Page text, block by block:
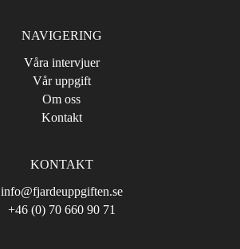
NAVIGERING
Våra intervjuer
Vår uppgift
Om oss
Kontakt
KONTAKT
info@fjardeuppgiften.se
+46 (0) 70 660 90 71